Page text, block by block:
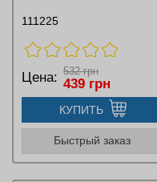
111225
Цена: 532 грн
439 грн
КУПИТЬ
Быстрый заказ